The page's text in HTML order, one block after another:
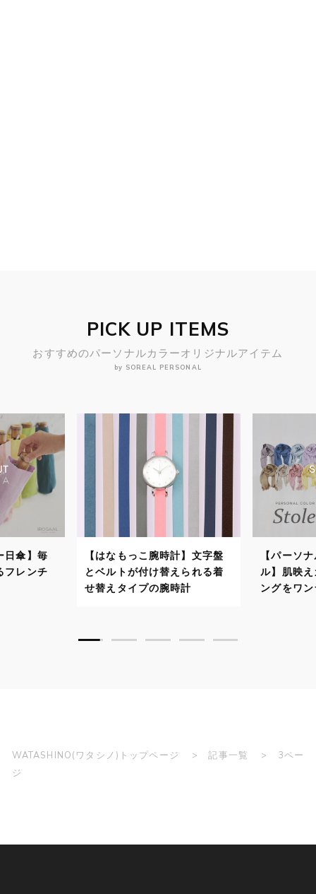
PICK UP ITEMS
おすすめのパーソナルカラーオリジナルアイテム
by SOREAL PERSONAL
】文字盤
られる着
【パーソナルカラーストー
ル】肌映えカラーでスタイリ
ングをワンランクアップ！
【パーソ
自分に似
で顔映り
WATASHINO(ワタシノ)トップページ 記事一覧
3ペー
ジ